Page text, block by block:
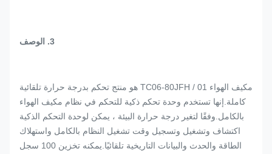
3. الوصف
مكيف الهواء TC06-80JFH / 01 هو منتج تحكم بدرجة حرارة تلقائية
كاملة.إنها تستخدم وحدة تحكم ذكية للتحكم في نظام مكيف الهواء
بالكامل.وفقًا لتغير درجة حرارة البيئة ، يمكن لوحدة التحكم الذكية
اكتشاف وتشغيل وتسجيل وقت تشغيل النظام بالكامل واستهلاك
الطاقة والحدث والبيانات التاريخية تلقائيًا.يمكنه تخزين 100 سجل